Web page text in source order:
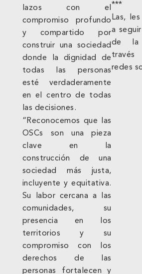
lazos con el
compromiso profundo
y compartido por
construir una sociedad
donde la dignidad de
todas las personas
esté verdaderamente
en el centro de todas
las decisiones.
“Reconocemos que las
OSCs son una pieza
clave en la
construcción de una
sociedad más justa,
incluyente y equitativa.
Su labor cercana a las
comunidades, su
presencia en los
territorios y su
compromiso con los
derechos de las
personas fortalecen y
***
Las,
a
de la
redes